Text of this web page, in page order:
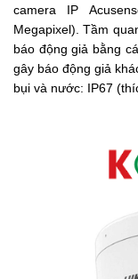
camera IP
Megapixel).Tầm
báo động giả bằng
gây báo động giả
bụi và nước: IP67